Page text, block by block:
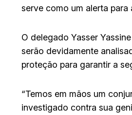
serve como um alerta
O delegado Yasser
serão devidamente
proteção para garantir a
“Temos em mãos um
investigado contra sua